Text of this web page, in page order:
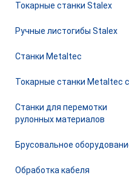
Токарные станки Stalex
Ручные листогибы Stalex
Станки Metaltec
Токарные станки Metaltec
Станки для перемотки
рулонных материалов
Брусовальное
Обработка кабеля